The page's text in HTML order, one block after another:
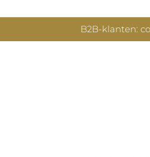
B2B-klanten: